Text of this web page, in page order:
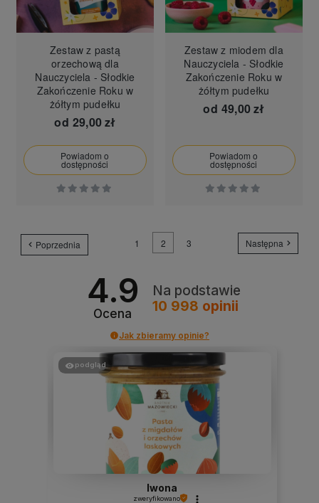
Zestaw z pastą
orzechową dla
Nauczyciela - Słodkie
Zakończenie Roku w
żółtym pudełku
od 29,00 zł
Powiadom o
dostępności
Zestaw z miodem dla
Nauczyciela - Słodkie
Zakończenie Roku w
żółtym pudełku
od 49,00 zł
Powiadom o
dostępności
Poprzednia 1 2 3 Następna
4.9
Ocena
Na podstawie
10 998 opinii
Jak zbieramy opinie?
podgląd
Iwona
zweryfikowano